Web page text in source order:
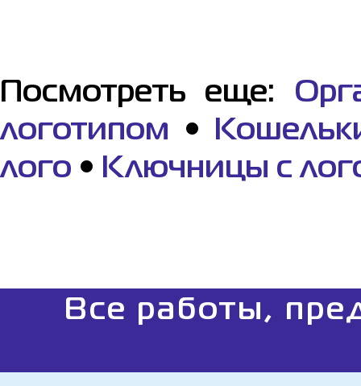
Посмотреть еще:
логотипом •
лого • Ключницы с
Все работы,